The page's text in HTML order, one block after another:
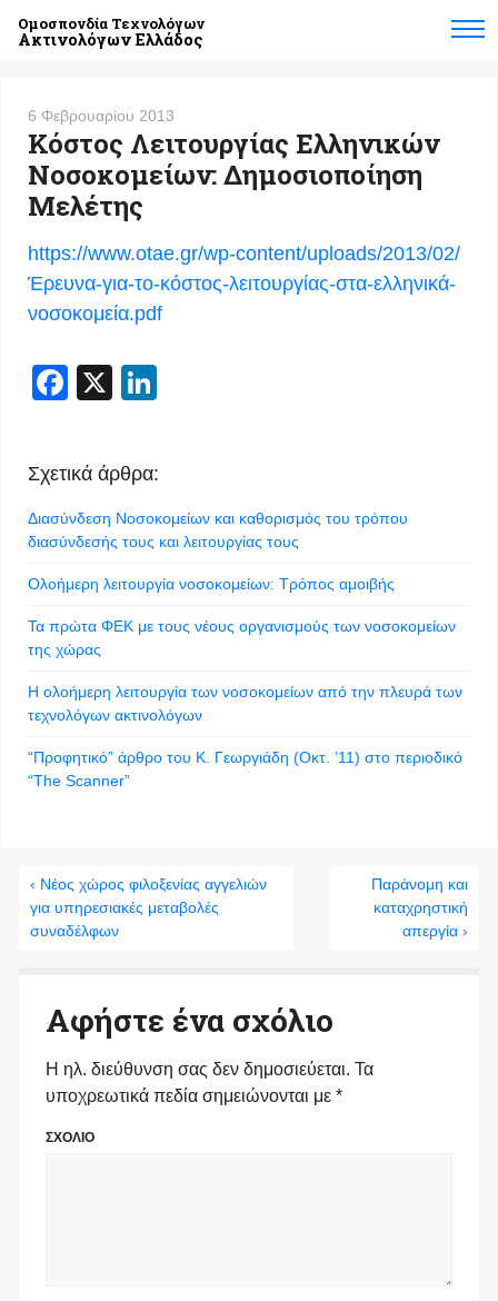
Ομοσπονδία Τεχνολόγων
Ακτινολόγων Ελλάδος
6 Φεβρουαρίου 2013
Κόστος Λειτουργίας Ελληνικών
Νοσοκομείων: Δημοσιοποίηση
Μελέτης
https://www.otae.gr/wp-content/uploads/2013/02/
Έρευνα-για-το-κόστος-λειτουργίας-στα-ελληνικά-
νοσοκομεία.pdf
Facebook
X
Σχετικά άρθρα:
Διασύνδεση Νοσοκομείων και καθορισμός του τρόπου
διασύνδεσής τους και λειτουργίας τους
Ολοήμερη λειτουργία νοσοκομείων: Τρόπος αμοιβής
Τα πρώτα ΦΕΚ με τους νέους οργανισμούς των νοσοκομείων
της χώρας
Η ολοήμερη λειτουργία των νοσοκομείων από την πλευρά των
τεχνολόγων ακτινολόγων
“Προφητικό” άρθρο του Κ. Γεωργιάδη (Οκτ. ’11) στο περιοδικό
“The Scanner”
‹ Νέος χώρος φιλοξενίας αγγελιών
για υπηρεσιακές μεταβολές
συναδέλφων
Παράνομη και
καταχρηστική
απεργία ›
Αφήστε ένα σχόλιο
Η ηλ. διεύθυνση σας δεν δημοσιεύεται. Τα
υποχρεωτικά πεδία σημειώνονται με *
ΣΧΟΛΙΟ